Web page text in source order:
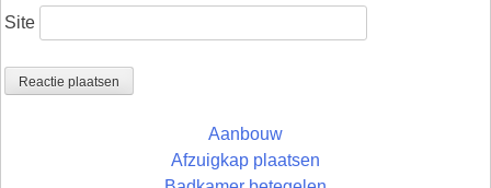
Site
Aanbouw
Afzuigkap plaatsen